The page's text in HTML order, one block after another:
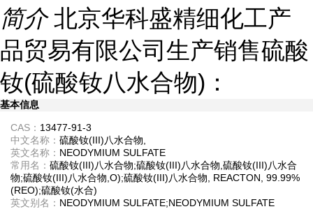
简介 北京华科盛精细化工产
品贸易有限公司生产销售硫酸
钕(硫酸钕八水合物)：
基本信息
CAS： 13477-91-3
中文名称： 硫酸钕(III)八水合物,
英文名称： NEODYMIUM SULFATE
常用名： 硫酸钕(III)八水合物;硫酸钕(III)八水合物,硫酸钕(III)八水合
物;硫酸钕(III)八水合物,O);硫酸钕(III)八水合物, REACTON, 99.99%
(REO);硫酸钕(水合)
英文别名： NEODYMIUM SULFATE;NEODYMIUM SULFATE